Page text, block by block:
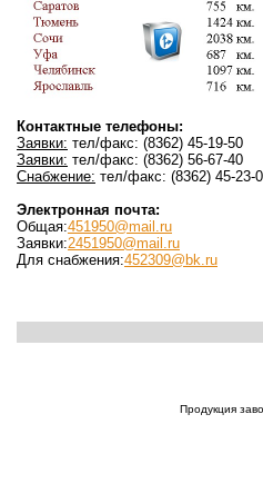
Контактные телефоны:
Заявки: тел/факс: (8362) 45-19-50
Заявки: тел/факс: (8362) 56-67-40
Снабжение: тел/факс: (8362) 45-23-
Электронная почта:
Общая:451950@mail.ru
Заявки:2451950@mail.ru
Для снабжения:452309@bk.ru
Продукция